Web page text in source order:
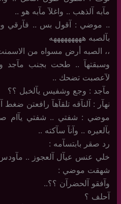
مآبه آلذهب .. واغلآ مآبه هو ..
..‏ موضي : آقول بس .. فآرقي ودي
بآلصبه هههههههههه
،،‏ الصبه أرض مسواه من
وسبقتهآ .. طحت بجنب مآجد
لآعصبت تضحك ..
مآجد : وجع وشفيس يآلخبل ؟؟
نهآر : آلنآقه تلقآهآ رافعتن ضغط
موضي : شفتي .. شفتي يآام
بآلعيره .. وآنآ سآكته ..
رد صقر بابتسآمه :
خلي عنس عيآل آلعجوز ..
شهقت موضي :
وآفقو آلحضرآن ؟؟..
آحلف ؟